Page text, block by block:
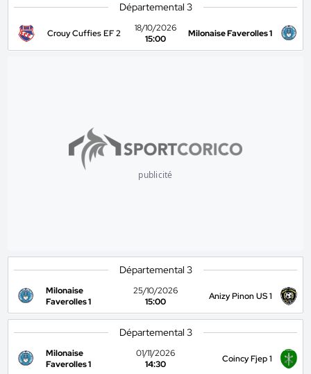
Départemental 3
Crouy Cuffies EF 2
18/10/2026
15:00
Milonaise Faverolles 1
publicité
Départemental 3
Milonaise
Faverolles 1
25/10/2026
15:00
Anizy Pinon US 1
Départemental 3
Milonaise
Faverolles 1
01/11/2026
14:30
Coincy Fjep 1